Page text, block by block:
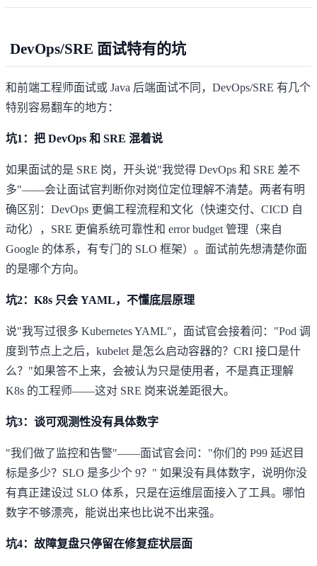
DevOps/SRE 面试特有的坑
和前端工程师面试或 Java 后端面试不同，DevOps/SRE 有几个
特别容易翻车的地方：
坑1：把 DevOps 和 SRE 混着说
如果面试的是 SRE 岗，开头说"我觉得 DevOps 和 SRE 差不
多"——会让面试官判断你对岗位定位理解不清楚。两者有明
确区别：DevOps 更偏工程流程和文化（快速交付、CICD 自
动化），SRE 更偏系统可靠性和 error budget 管理（来自
Google 的体系，有专门的 SLO 框架）。面试前先想清楚你面
的是哪个方向。
坑2：K8s 只会 YAML，不懂底层原理
说"我写过很多 Kubernetes YAML"，面试官会接着问："Pod 调
度到节点上之后，kubelet 是怎么启动容器的？CRI 接口是什
么？"如果答不上来，会被认为只是使用者，不是真正理解
K8s 的工程师——这对 SRE 岗来说差距很大。
坑3：谈可观测性没有具体数字
"我们做了监控和告警"——面试官会问："你们的 P99 延迟目
标是多少？SLO 是多少个 9？" 如果没有具体数字，说明你没
有真正建设过 SLO 体系，只是在运维层面接入了工具。哪怕
数字不够漂亮，能说出来也比说不出来强。
坑4：故障复盘只停留在修复症状层面